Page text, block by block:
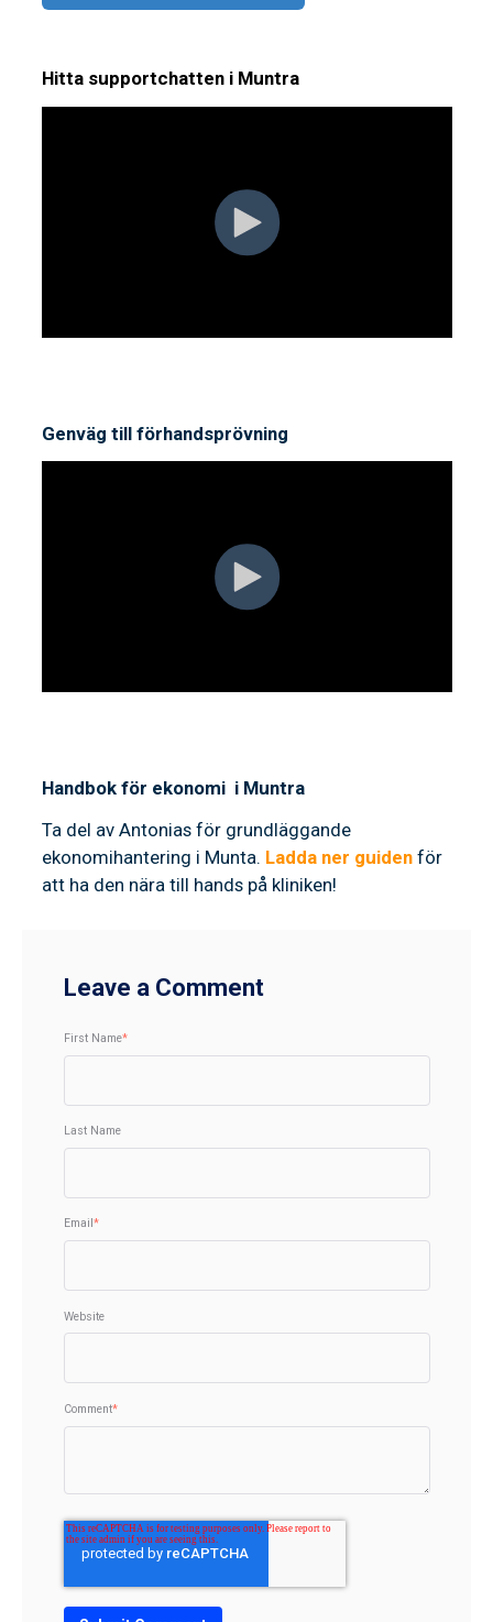
Hitta supportchatten i Muntra
Genväg till förhandsprövning
Handbok för ekonomi i Muntra
Ta del av Antonias för grundläggande
ekonomihantering i Munta. Ladda ner guiden för
att ha den nära till hands på kliniken!
Leave a Comment
First Name*
Last Name
Email *
Website
Comment*